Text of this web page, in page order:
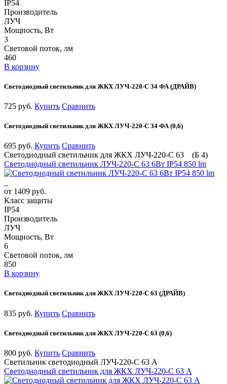
IP54
Производитель
ЛУЧ
Мощность, Вт
3
Световой поток, лм
460
В корзину
Светодиодный светильник для ЖКХ ЛУЧ-220-С 34 ФА (ДРАЙВ)
725 руб. Купить Сравнить
Светодиодный светильник для ЖКХ ЛУЧ-220-С 34 ФА (0,6)
695 руб. Купить Сравнить
Светодиодный светильник для ЖКХ ЛУЧ-220-С 63 (Б 4)
Светодиодный светильник ЛУЧ-220-С 63 6Вт IP54 850 lm
от 1409 руб.
Класс защиты
IP54
Производитель
ЛУЧ
Мощность, Вт
6
Световой поток, лм
850
В корзину
Светодиодный светильник для ЖКХ ЛУЧ-220-С 63 (ДРАЙВ)
835 руб. Купить Сравнить
Светодиодный светильник для ЖКХ ЛУЧ-220-С 63 (0,6)
800 руб. Купить Сравнить
Светильник светодиодный ЛУЧ-220-С 63 А
Светодиодный светильник для ЖКХ ЛУЧ-220-С 63 А